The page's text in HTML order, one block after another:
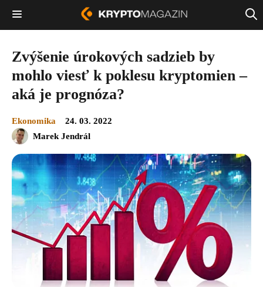
Zvýšenie úrokových sadzieb by
mohlo viesť k poklesu kryptomien –
aká je prognóza?
Ekonomika
24. 03. 2022
Marek Jendrál